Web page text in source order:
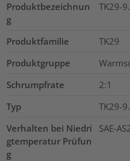
Produktbezeichnun
g
TK29-
Produktfamilie
TK29
Produktgruppe
Schrumpfrate
2:1
Typ
TK29-
Verhalten bei Niedri
gtemperatur Prüfun
g
SAE-